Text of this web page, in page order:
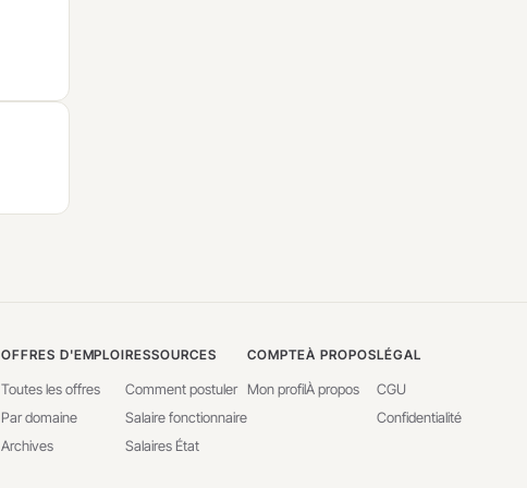
OFFRES D'EMPLOI
Toutes les offres
Par domaine
Archives
RESSOURCES
Comment postuler
Salaire fonctionnaire
Salaires État
COMPTE
Mon profil
À PROPOS
À propos
LÉGAL
CGU
Confidentialité